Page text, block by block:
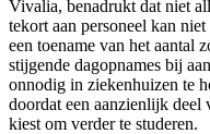
Vivalia, benadrukt dat niet
tekort aan personeel kan
een toename van het aantal
stijgende dagopnames bij
onnodig in ziekenhuizen te
doordat een aanzienlijk deel
kiest om verder te studeren.